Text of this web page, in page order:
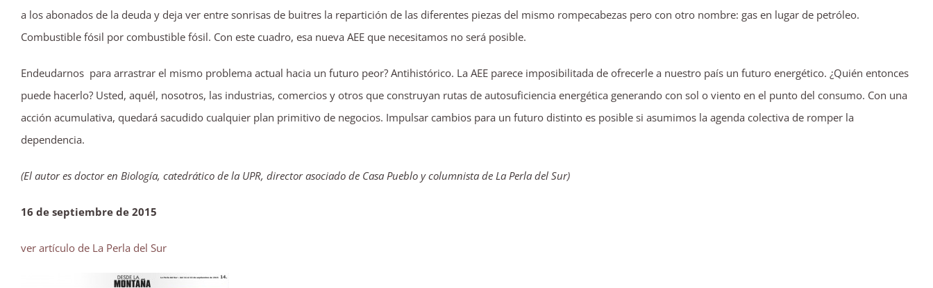
a los abonados de la deuda y deja ver entre sonrisas de buitres la repartición de las diferentes piezas del mismo rompecabezas pero con otro nombre: gas en lugar de petróleo.
Combustible fósil por combustible fósil. Con este cuadro, esa nueva AEE que necesitamos no será posible.
Endeudarnos para arrastrar el mismo problema actual hacia un futuro peor? Antihistórico. La AEE parece imposibilitada de ofrecerle a nuestro país un futuro energético. ¿Quién entonces
puede hacerlo? Usted, aquél, nosotros, las industrias, comercios y otros que construyan rutas de autosuficiencia energética generando con sol o viento en el punto del consumo. Con una
acción acumulativa, quedará sacudido cualquier plan primitivo de negocios. Impulsar cambios para un futuro distinto es posible si asumimos la agenda colectiva de romper la
dependencia.
(El autor es doctor en Biología, catedrático de la UPR, director asociado de Casa Pueblo y columnista de La Perla del Sur)
16 de septiembre de 2015
ver artículo de La Perla del Sur